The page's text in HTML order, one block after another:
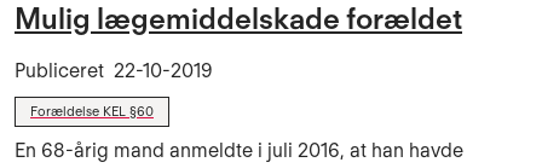
Mulig lægemiddelskade forældet
Publiceret 22-10-2019
Forældelse KEL §60
En 68-årig mand anmeldte i juli 2016, at han havde